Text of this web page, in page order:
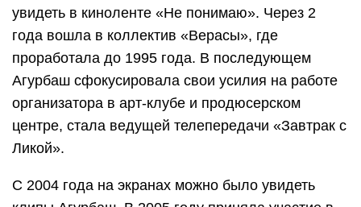
увидеть в киноленте «Не понимаю». Через 2
года вошла в коллектив «Верасы», где
проработала до 1995 года. В последующем
Агурбаш сфокусировала свои усилия на работе
организатора в арт-клубе и продюсерском
центре, стала ведущей телепередачи «Завтрак с
Ликой».
С 2004 года на экранах можно было увидеть